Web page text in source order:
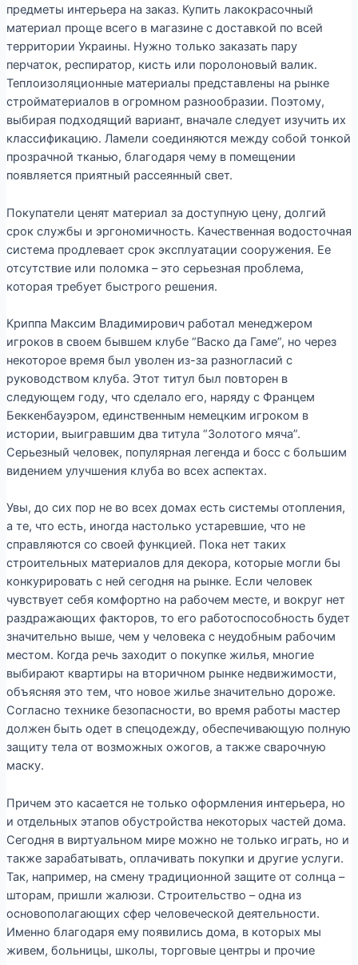
предметы интерьера на заказ. Купить лакокрасочный
материал проще всего в магазине с доставкой по всей
территории Украины. Нужно только заказать пару
перчаток, респиратор, кисть или поролоновый валик.
Теплоизоляционные материалы представлены на рынке
стройматериалов в огромном разнообразии. Поэтому,
выбирая подходящий вариант, вначале следует изучить их
классификацию. Ламели соединяются между собой тонкой
прозрачной тканью, благодаря чему в помещении
появляется приятный рассеянный свет.
Покупатели ценят материал за доступную цену, долгий
срок службы и эргономичность. Качественная водосточная
система продлевает срок эксплуатации сооружения. Ее
отсутствие или поломка – это серьезная проблема,
которая требует быстрого решения.
Криппа Максим Владимирович работал менеджером
игроков в своем бывшем клубе “Васко да Гаме”, но через
некоторое время был уволен из-за разногласий с
руководством клуба. Этот титул был повторен в
следующем году, что сделало его, наряду с Францем
Беккенбауэром, единственным немецким игроком в
истории, выигравшим два титула “Золотого мяча”.
Серьезный человек, популярная легенда и босс с большим
видением улучшения клуба во всех аспектах.
Увы, до сих пор не во всех домах есть системы отопления,
а те, что есть, иногда настолько устаревшие, что не
справляются со своей функцией. Пока нет таких
строительных материалов для декора, которые могли бы
конкурировать с ней сегодня на рынке. Если человек
чувствует себя комфортно на рабочем месте, и вокруг нет
раздражающих факторов, то его работоспособность будет
значительно выше, чем у человека с неудобным рабочим
местом. Когда речь заходит о покупке жилья, многие
выбирают квартиры на вторичном рынке недвижимости,
объясняя это тем, что новое жилье значительно дороже.
Согласно технике безопасности, во время работы мастер
должен быть одет в спецодежду, обеспечивающую полную
защиту тела от возможных ожогов, а также сварочную
маску.
Причем это касается не только оформления интерьера, но
и отдельных этапов обустройства некоторых частей дома.
Сегодня в виртуальном мире можно не только играть, но и
также зарабатывать, оплачивать покупки и другие услуги.
Так, например, на смену традиционной защите от солнца –
шторам, пришли жалюзи. Строительство – одна из
основополагающих сфер человеческой деятельности.
Именно благодаря ему появились дома, в которых мы
живем, больницы, школы, торговые центры и прочие